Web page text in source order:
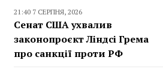
21:40 7 СЕРПНЯ, 2026
Сенат США ухвалив
законопроєкт Ліндсі Грема
про санкції проти РФ